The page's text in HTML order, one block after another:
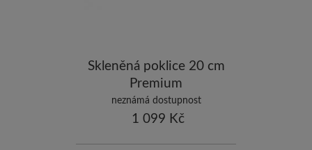
Skleněná poklice 20 cm
Premium
neznámá dostupnost
1 099 Kč